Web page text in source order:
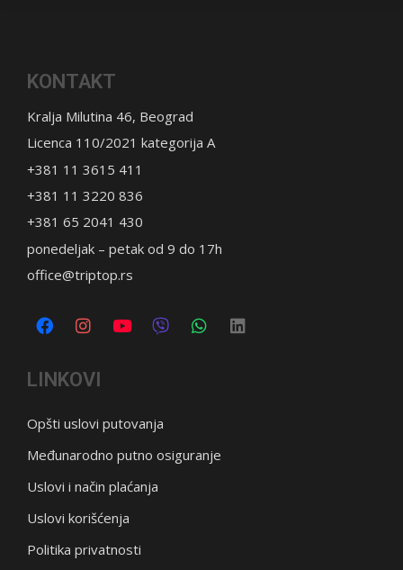
KONTAKT
Kralja Milutina 46, Beograd
Licenca 110/2021 kategorija A
+381 11 3615 411
+381 11 3220 836
+381 65 2041 430
ponedeljak – petak od 9 do 17h
office@triptop.rs
LINKOVI
Opšti uslovi putovanja
Međunarodno putno osiguranje
Uslovi i način plaćanja
Uslovi korišćenja
Politika privatnosti